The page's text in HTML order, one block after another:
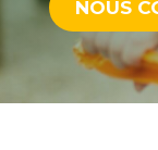
NOUS